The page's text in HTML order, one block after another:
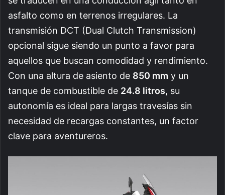
asfalto como en terrenos irregulares. La
transmisión DCT (Dual Clutch Transmission)
opcional sigue siendo un punto a favor para
aquellos que buscan comodidad y rendimiento.
Con una altura de asiento de 850 mm y un
tanque de combustible de 24.8 litros, su
autonomía es ideal para largas travesías sin
necesidad de recargas constantes, un factor
clave para aventureros.